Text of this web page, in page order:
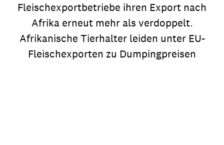
Fleischexportbetriebe ihren Export nach
Afrika erneut mehr als verdoppelt.
Afrikanische Tierhalter leiden unter EU-
Fleischexporten zu Dumpingpreisen